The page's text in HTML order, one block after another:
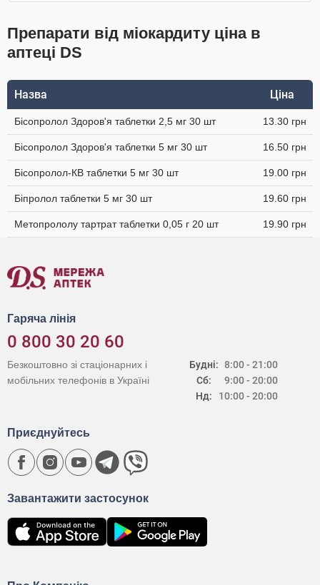
Препарати від міокардиту ціна в
аптеці DS
Назва Ціна
Бісопролол Здоров'я таблетки 2,5 мг 30 шт 13.30 грн
Бісопролол Здоров'я таблетки 5 мг 30 шт 16.50 грн
Бісопролол-КВ таблетки 5 мг 30 шт 19.00 грн
Біпролол таблетки 5 мг 30 шт 19.60 грн
Метопрололу тартрат таблетки 0,05 г 20 шт 19.90 грн
Гаряча лінія
0 800 30 20 60
Будні:
Сб:
Нд:
8:00 - 21:00
9:00 - 20:00
10:00 - 20:00
Безкоштовно зі стаціонарних і
мобільних телефонів в Україні
Завантажити застосунок
Приєднуйтесь